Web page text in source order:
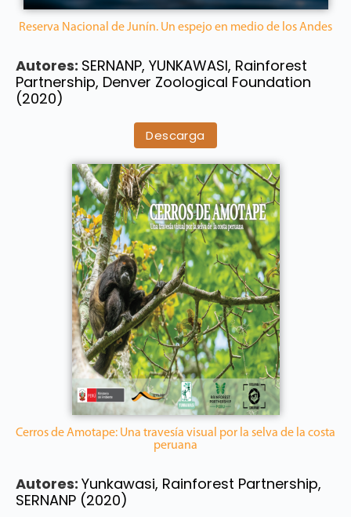
Reserva Nacional de Junín. Un espejo en medio de los Andes
Autores: SERNANP, YUNKAWASI, Rainforest
Partnership, Denver Zoological Foundation
(2020)
Descarga
Cerros de Amotape: Una travesía visual por la selva de la costa
peruana
Autores: Yunkawasi, Rainforest Partnership,
SERNANP (2020)